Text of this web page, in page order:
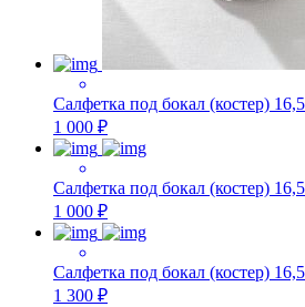
Салфетка под бокал (костер)
1 000 ₽
Салфетка под бокал (костер)
1 000 ₽
Салфетка под бокал (костер)
1 300 ₽